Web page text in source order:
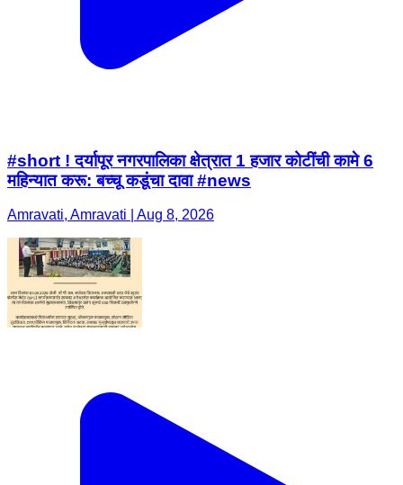
#short ! दर्यापूर नगरपालिका क्षेत्रात 1 हजार कोटींची कामे 6
महिन्यात करू: बच्चू कडूंचा दावा #news
Amravati, Amravati | Aug 8, 2026